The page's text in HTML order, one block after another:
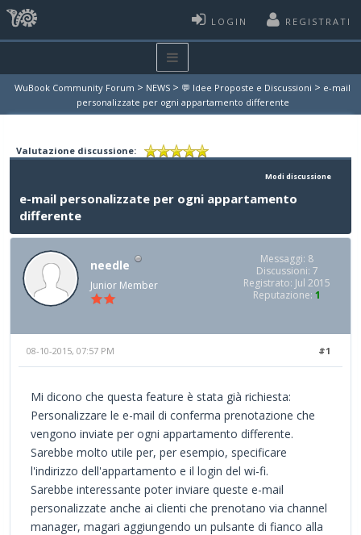
LOGIN REGISTRATI
WuBook Community Forum > NEWS > 💬 Idee Proposte e Discussioni > e-mail
personalizzate per ogni appartamento differente
Valutazione discussione:
Modi discussione
e-mail personalizzate per ogni appartamento
differente
needle
Junior Member
Messaggi: 8
Discussioni: 7
Registrato: Jul 2015
Reputazione: 1
#1
08-10-2015, 07:57 PM
Mi dicono che questa feature è stata già richiesta:
Personalizzare le e-mail di conferma prenotazione che
vengono inviate per ogni appartamento differente.
Sarebbe molto utile per, per esempio, specificare
l'indirizzo dell'appartamento e il login del wi-fi.
Sarebbe interessante poter inviare queste e-mail
personalizzate anche ai clienti che prenotano via channel
manager, magari aggiungendo un pulsante di fianco alla